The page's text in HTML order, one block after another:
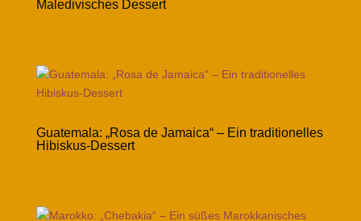
Maledivisches Dessert
Guatemala: „Rosa de Jamaica“ – Ein traditionelles
Hibiskus-Dessert